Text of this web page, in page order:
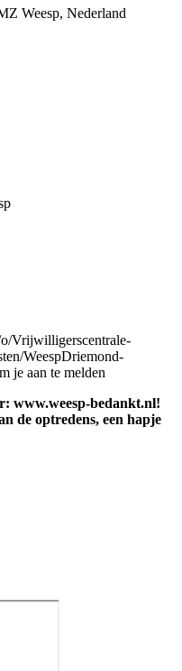
Weesp, Nederland
Vrijwilligerscentrale-
WeespDriemond-
je aan te melden
www.weesp-bedankt.nl!
de optredens, een hapje